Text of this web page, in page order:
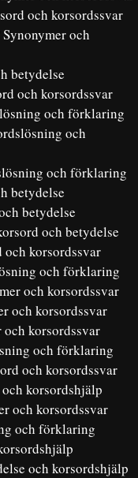
och korsordssvar
och
betydelse
och korsordssvar
och förklaring
och
och förklaring
betydelse
betydelse
och betydelse
och korsordssvar
och förklaring
och korsordssvar
och korsordssvar
och korsordssvar
och förklaring
och korsordssvar
korsordshjälp
och korsordssvar
och förklaring
och korsordshjälp